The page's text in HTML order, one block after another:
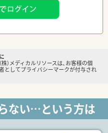
）メディカルリソースは、お客様の個
としてプライバシーマークが付与され
ない…という方は